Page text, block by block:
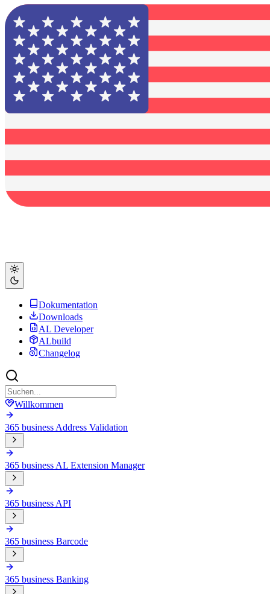
Dokumentation
Downloads
AL Developer
ALbuild
Changelog
Willkommen
365 business Address Validation
365 business AL Extension Manager
365 business API
365 business Barcode
365 business Banking